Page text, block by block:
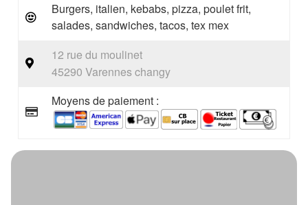
Burgers, italien, kebabs, pizza, poulet frit,
salades, sandwiches, tacos, tex mex
12 rue du moulinet
45290 Varennes changy
Moyens de paiement :